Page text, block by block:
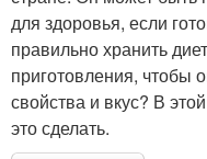
для здоровья, если
правильно хранить
приготовления, чтобы
свойства и вкус? В
это сделать.